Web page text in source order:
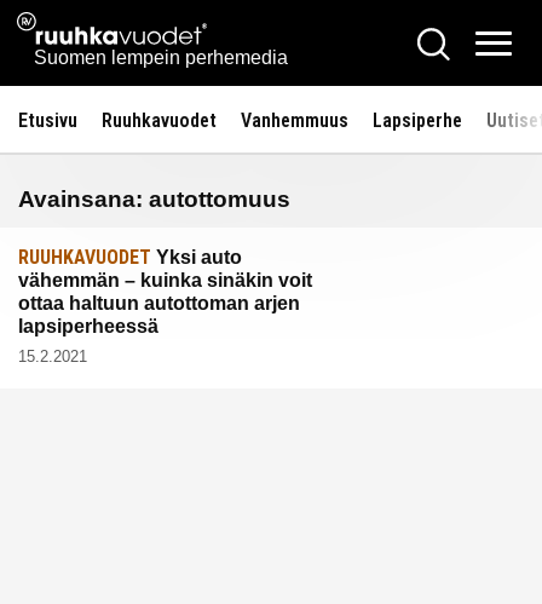
Siirry
sisältöön
Ruuhkavuodet.fi
Suomen lempein perhemedia
Hae
Etusivu Ruuhkavuodet Vanhemmuus Lapsiperhe
Avainsana: autottomuus
RUUHKAVUODET Yksi auto
vähemmän – kuinka sinäkin voit
ottaa haltuun autottoman arjen
lapsiperheessä
15.2.2021